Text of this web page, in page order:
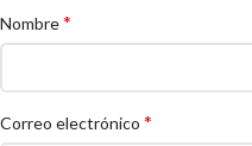
Nombre*
Correo electrónico *